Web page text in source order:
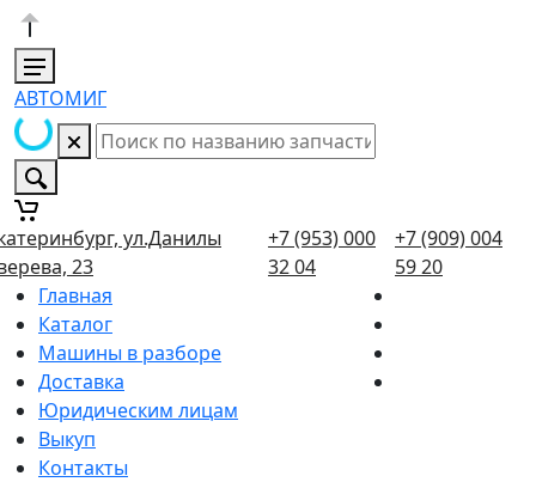
АВТОМИГ
ул.Данилы
23
+7 (953) 000
32 04
+7 (909) 004
59 20
Главная
Каталог
Машины в разборе
Доставка
Юридическим лицам
Выкуп
Контакты